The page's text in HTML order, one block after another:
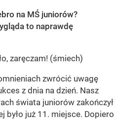
na MŚ juniorów?
to naprawdę
zaręczam! (śmiech)
zwrócić uwagę
z dnia na dzień. Nasz
świata juniorów zakończył
było już 11. miejsce. Dopiero